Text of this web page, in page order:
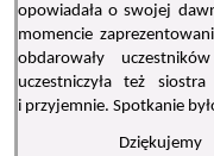
opowiadała o swojej
momencie
obdarowały
uczestniczyła też
i przyjemnie. Spotkanie
Dziękujemy za